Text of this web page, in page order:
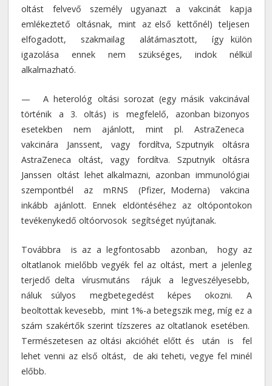
oltást felvevő személy ugyanazt a vakcinát kapja
emlékeztető oltásnak, mint az első kettőnél) teljesen
elfogadott, szakmailag alátámasztott, így külön
igazolása ennek nem szükséges, indok nélkül
alkalmazható.
— A heterológ oltási sorozat (egy másik vakcinával
történik a 3. oltás) is megfelelő, azonban bizonyos
esetekben nem ajánlott, mint pl. AstraZeneca
vakcinára Janssent, vagy fordítva, Szputnyik oltásra
AstraZeneca oltást, vagy fordítva. Szputnyik oltásra
Janssen oltást lehet alkalmazni, azonban immunológiai
szempontbél az mRNS (Pfizer, Moderna) vakcina
inkább ajánlott. Ennek eldöntéséhez az oltópontokon
tevékenykedő oltóorvosok segítséget nyújtanak.
Továbbra is az a legfontosabb azonban, hogy az
oltatlanok mielőbb vegyék fel az oltást, mert a jelenleg
terjedő delta vírusmutáns rájuk a legveszélyesebb,
náluk súlyos megbetegedést képes okozni. A
beoltottak kevesebb, mint 1%-a betegszik meg, míg ez a
szám szakértők szerint tízszeres az oltatlanok esetében.
Természetesen az oltási akcióhét előtt és után is fel
lehet venni az első oltást, de aki teheti, vegye fel minél
előbb.